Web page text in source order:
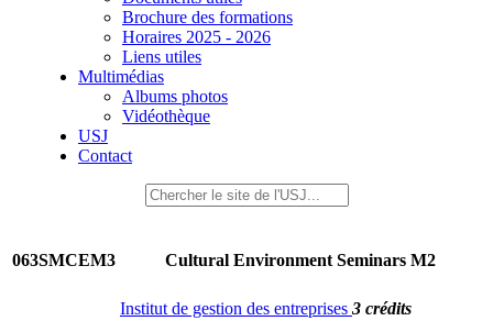
Brochure des formations
Horaires 2025 - 2026
Liens utiles
Multimédias
Albums photos
Vidéothèque
USJ
Contact
063SMCEM3 Cultural Environment Seminars M2
Institut de gestion des entreprises 3 crédits